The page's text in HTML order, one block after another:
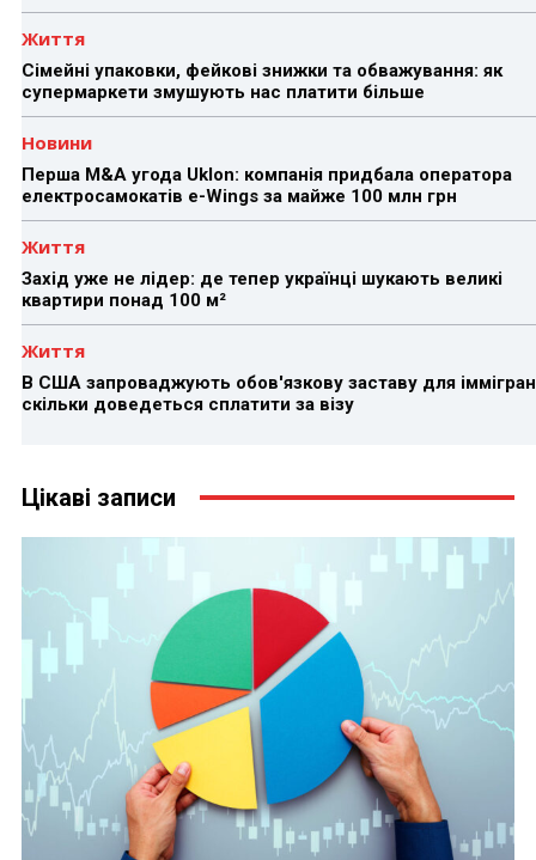
Життя
Сімейні упаковки, фейкові знижки та обважування: як
супермаркети змушують нас платити більше
Новини
Перша M&A угода Uklon: компанія придбала оператора
електросамокатів e-Wings за майже 100 млн грн
Життя
Захід уже не лідер: де тепер українці шукають великі
квартири понад 100 м²
Життя
В США запроваджують обов'язкову заставу для
скільки доведеться сплатити за візу
Цікаві записи